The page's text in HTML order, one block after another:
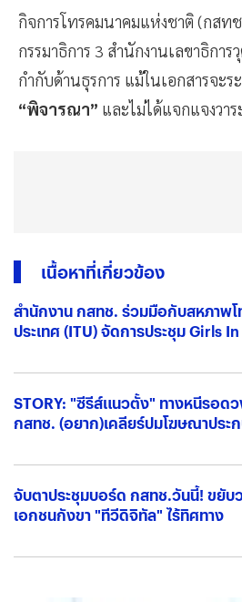
กิจการโทรคมนาคมแห่งชาติ (กสท
กรรมาธิการ 3 สำนักงานเลขาธิกา
กำกับด้านธุรการ แม้ในเอกสารจะร
“พิจารณา” และไม่ได้แจกแจงวาร
เนื้อหาที่เกี่ยวข้อง
สำนักงาน กสทช. ร่วมมือกับสหภาพโ
ประเทศ (ITU) จัดการประชุม Girls
STORY: "ซีรีส์แนวตั้ง" ทางหนีรอดว
กสทช. (อยาก)เคลียร์ปมโฆษณาประ
จับตาประชุมบอร์ด กสทช.วันนี้! ขยับว
เอกชนกังขา "ทีวีดิจิทัล" ไร้ทิศทาง